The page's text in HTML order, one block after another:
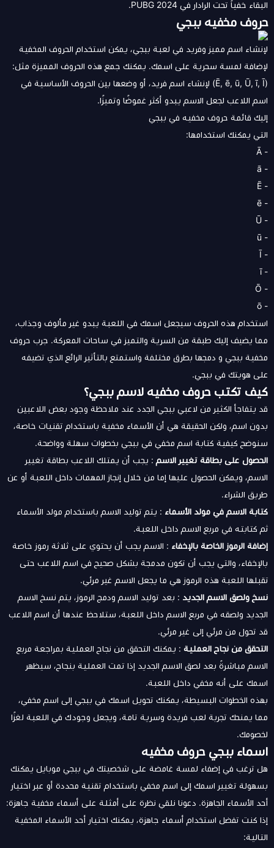
البقاء خفياً تحت الرادار في PUBG 2024.
حروف مخفيه ببجي
لإنشاء اسم مميز وفريد في لعبة ببجي، يمكن استخدام الحروف المخفية
لإضافة لمسة سحرية على اسمك. يمكنك جمع هذه الحروف المميزة مثل:
(Ē, ē, ū, Ū, ī, Ī) لإنشاء اسم فريد، أو وضعها بين الحروف الأساسية في
اسم اللاعب لجعل الاسم يبدو أكثر غموضًا وتميزًا.
إليك قائمة حروف مخفيه في ببجي
التي يمكنك استخدامها:
- Ā
- ā
- Ē
- ē
- Ū
- ū
- Ī
- ī
- Ō
- ō
استخدام هذه الحروف سيجعل اسمك في اللعبة يبدو غير مألوف وجذاب،
مما يضيف إليك طبقة من السرية والتميز في ساحات المعركة. جرب حروف
مخفية ببجي و دمجها بطرق مختلفة واستمتع بالتأثير الرائع الذي تضيفه
على هويتك في ببجي.
كيف تكتب حروف مخفيه لاسم ببجي؟
قد يتفاجأ الكثير من لاعبي ببجي الجدد عند ملاحظة وجود بعض اللاعبين
بدون اسم، ولكن الحقيقة هي أن الأسماء مخفية باستخدام تقنيات خاصة،
سنوضح كيفية كتابة اسم مخفي في ببجي بخطوات سهلة وواضحة.
الحصول على بطاقة تغيير الاسم : يجب أن يمتلك اللاعب بطاقة تغيير
الاسم، ويمكن الحصول عليها إما من خلال إنجاز المهمات داخل اللعبة أو عن
طريق الشراء.
كتابة الاسم في مولد الأسماء : يتم توليد الاسم باستخدام مولد الأسماء
ثم كتابته في مربع الاسم داخل اللعبة.
إضافة الرموز الخاصة بالإخفاء : الاسم يجب أن يحتوي على ثلاثة رموز خاصة
بالإخفاء، والتي يجب أن تكون مدمجة بشكل صحيح في اسم اللاعب حتى
تقبلها اللعبة هذه الرموز هي ما يجعل الاسم غير مرئي.
نسخ ولصق الاسم الجديد : بعد توليد الاسم ودمج الرموز، يتم نسخ الاسم
الجديد ولصقه في مربع الاسم داخل اللعبة، ستلاحظ عندها أن اسم اللاعب
قد تحول من مرئي إلى غير مرئي.
التحقق من نجاح العملية : يمكنك التحقق من نجاح العملية بمراجعة مربع
الاسم مباشرةً بعد لصق الاسم الجديد إذا تمت العملية بنجاح، سيظهر
اسمك على أنه مخفي داخل اللعبة.
بهذه الخطوات البسيطة، يمكنك تحويل اسمك في ببجي إلى اسم مخفي،
مما يمنحك تجربة لعب فريدة وسرية تامة، ويجعل وجودك في اللعبة لغزًا
لخصومك.
اسماء ببجي حروف مخفيه
هل ترغب في إضفاء لمسة غامضة على شخصيتك في ببجي موبايل يمكنك
بسهولة تغيير اسمك إلى اسم مخفي باستخدام تقنية محددة أو عبر اختيار
أحد الأسماء الجاهزة. دعونا نلقي نظرة على أمثلة على أسماء مخفية جاهزة:
إذا كنت تفضل استخدام أسماء جاهزة، يمكنك اختيار أحد الأسماء المخفية
التالية: